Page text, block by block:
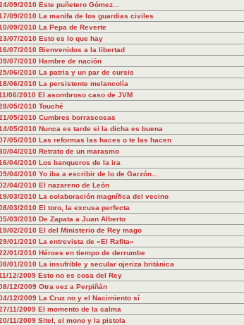
09/2010 Este puñetero Gómez...
09/2010 La manifa de los guardias civiles
09/2010 La Pepa de Reverte
07/2010 Esto es lo que hay
07/2010 Bienvenidos a la libertad
07/2010 Hambre de nación
06/2010 La patria y un par de cursis
06/2010 La persistente melancolía
06/2010 El asombroso caso de JVM
05/2010 Touché
05/2010 Cumbres borrascosas
05/2010 Nunca es tarde si la dicha es buena
05/2010 Las reformas las haces o te las hacen
04/2010 Retrato de un marasmo
04/2010 Los banqueros de la ira
04/2010 Yo iba a escribir de lo de Garzón...
04/2010 El nazareno de León
03/2010 La colaboración magnífica del vecino
03/2010 El toro, la excusa perfecta
03/2010 De Zapata a Juan Alberto
02/2010 El del Ministerio de Rey mago
01/2010 La entrevista de «El Rafita»
01/2010 Héroes en tiempo de derrumbe
01/2010 La insufrible y secular ojeriza británica
12/2009 Esto no es cosa del Rey
12/2009 Otra vez a Perpiñán
12/2009 La Cruz no y el Nacimiento sí
11/2009 El momento de la calma
11/2009 Sitel, el mono y la pistola